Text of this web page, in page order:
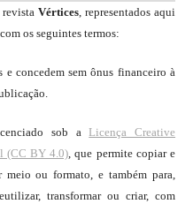
revistaVértices, representados aqui
os seguintes termos:
e concedem sem ônus financeiro à
sob a Licença Creative
(CC BY 4.0), que permite copiar e
ou formato, e também para,
transformar ou criar, com